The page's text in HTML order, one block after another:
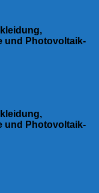
und Photovoltaik-
und Photovoltaik-